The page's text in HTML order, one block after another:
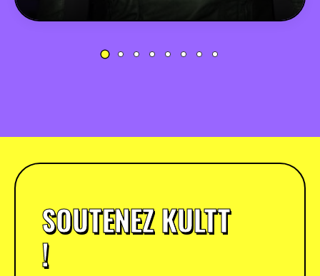
SOUTENEZ KULTT
!